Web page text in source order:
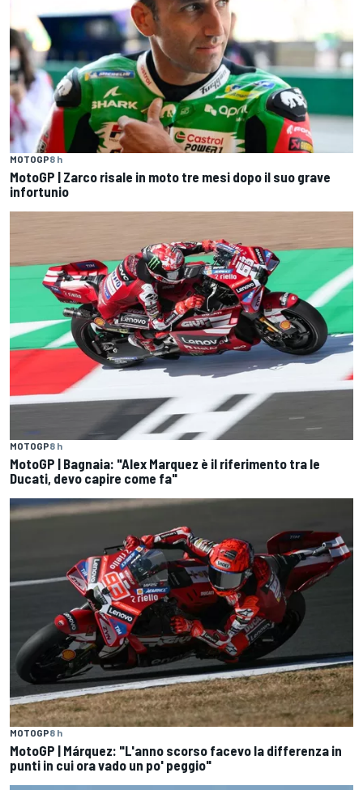
MOTOGP8 h
MotoGP | Zarco risale in moto tre mesi dopo il suo grave
infortunio
MOTOGP8 h
MotoGP | Bagnaia: "Alex Marquez è il riferimento tra le
Ducati, devo capire come fa"
MOTOGP8 h
MotoGP | Márquez: "L'anno scorso facevo la differenza in
punti in cui ora vado un po' peggio"